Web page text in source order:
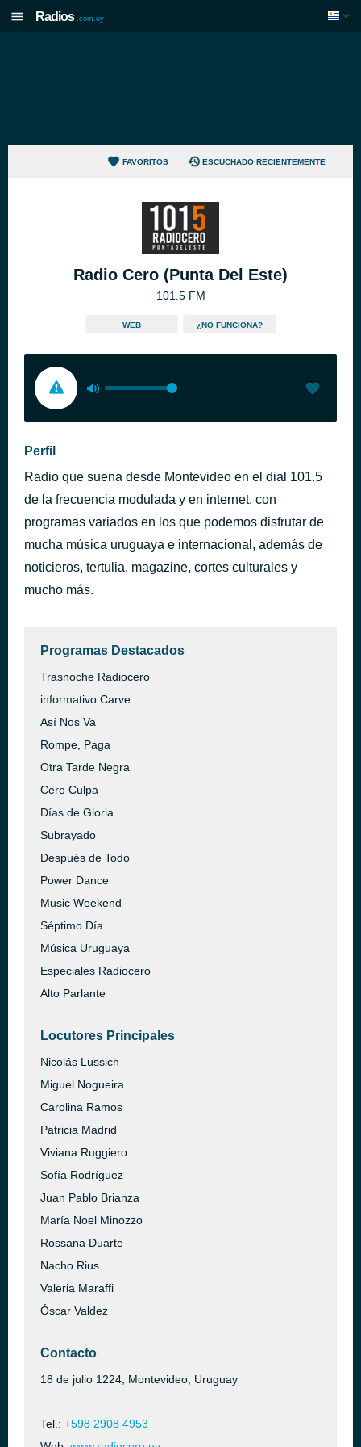
Radios .com.uy
FAVORITOS ESCUCHADO RECIENTEMENTE
Radio Cero (Punta Del Este)
101.5 FM
WEB ¿NO FUNCIONA?
Perfil
Radio que suena desde Montevideo en el dial 101.5
de la frecuencia modulada y en internet, con
programas variados en los que podemos disfrutar de
mucha música uruguaya e internacional, además de
noticieros, tertulia, magazine, cortes culturales y
mucho más.
Programas Destacados
Trasnoche Radiocero
informativo Carve
Así Nos Va
Rompe, Paga
Otra Tarde Negra
Cero Culpa
Días de Gloria
Subrayado
Después de Todo
Power Dance
Music Weekend
Séptimo Día
Música Uruguaya
Especiales Radiocero
Alto Parlante
Locutores Principales
Nicolás Lussich
Miguel Nogueira
Carolina Ramos
Patricia Madrid
Viviana Ruggiero
Sofía Rodríguez
Juan Pablo Brianza
María Noel Minozzo
Rossana Duarte
Nacho Rius
Valeria Maraffi
Óscar Valdez
Contacto
18 de julio 1224, Montevideo, Uruguay
Tel.: +598 2908 4953